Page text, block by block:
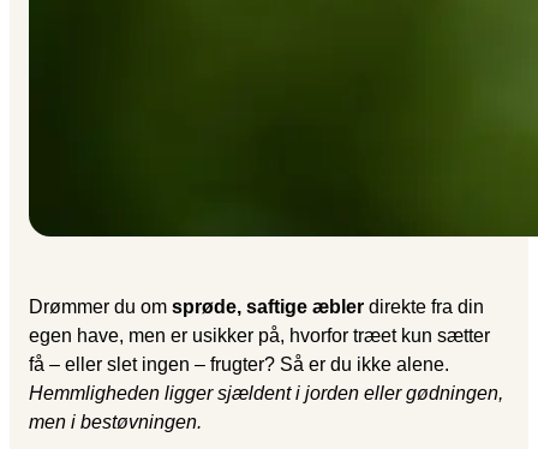
Drømmer du om sprøde, saftige æbler direkte fra din
egen have, men er usikker på, hvorfor træet kun sætter
få – eller slet ingen – frugter? Så er du ikke alene.
Hemmligheden ligger sjældent i jorden eller gødningen,
men i bestøvningen.